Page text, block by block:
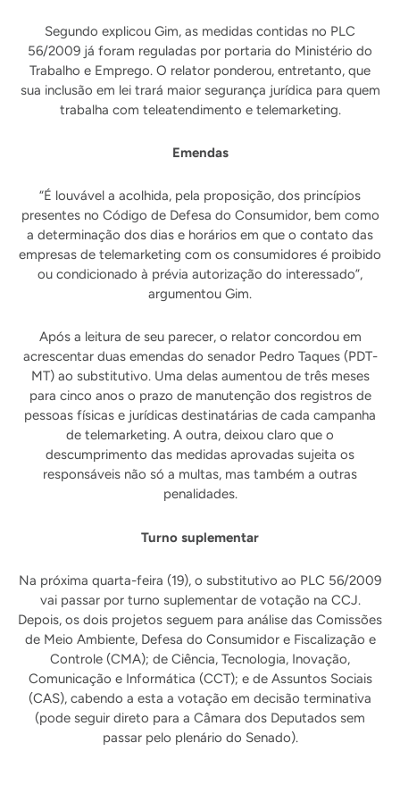
Segundo explicou Gim, as medidas contidas no PLC
56/2009 já foram reguladas por portaria do Ministério do
Trabalho e Emprego. O relator ponderou, entretanto, que
sua inclusão em lei trará maior segurança jurídica para quem
trabalha com teleatendimento e telemarketing.
Emendas
“É louvável a acolhida, pela proposição, dos princípios
presentes no Código de Defesa do Consumidor, bem como
a determinação dos dias e horários em que o contato das
empresas de telemarketing com os consumidores é proibido
ou condicionado à prévia autorização do interessado”,
argumentou Gim.
Após a leitura de seu parecer, o relator concordou em
acrescentar duas emendas do senador Pedro Taques (PDT-
MT) ao substitutivo. Uma delas aumentou de três meses
para cinco anos o prazo de manutenção dos registros de
pessoas físicas e jurídicas destinatárias de cada campanha
de telemarketing. A outra, deixou claro que o
descumprimento das medidas aprovadas sujeita os
responsáveis não só a multas, mas também a outras
penalidades.
Turno suplementar
Na próxima quarta-feira (19), o substitutivo ao PLC 56/2009
vai passar por turno suplementar de votação na CCJ.
Depois, os dois projetos seguem para análise das Comissões
de Meio Ambiente, Defesa do Consumidor e Fiscalização e
Controle (CMA); de Ciência, Tecnologia, Inovação,
Comunicação e Informática (CCT); e de Assuntos Sociais
(CAS), cabendo a esta a votação em decisão terminativa
(pode seguir direto para a Câmara dos Deputados sem
passar pelo plenário do Senado).